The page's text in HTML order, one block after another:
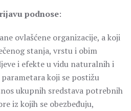
podnose:
ovlašćene organizacije, a koji
stanja, vrstu i obim
i efekte u vidu naturalnih i
koji se postižu
ukupnih sredstava potrebnih
iz kojih se obezbeđuju,